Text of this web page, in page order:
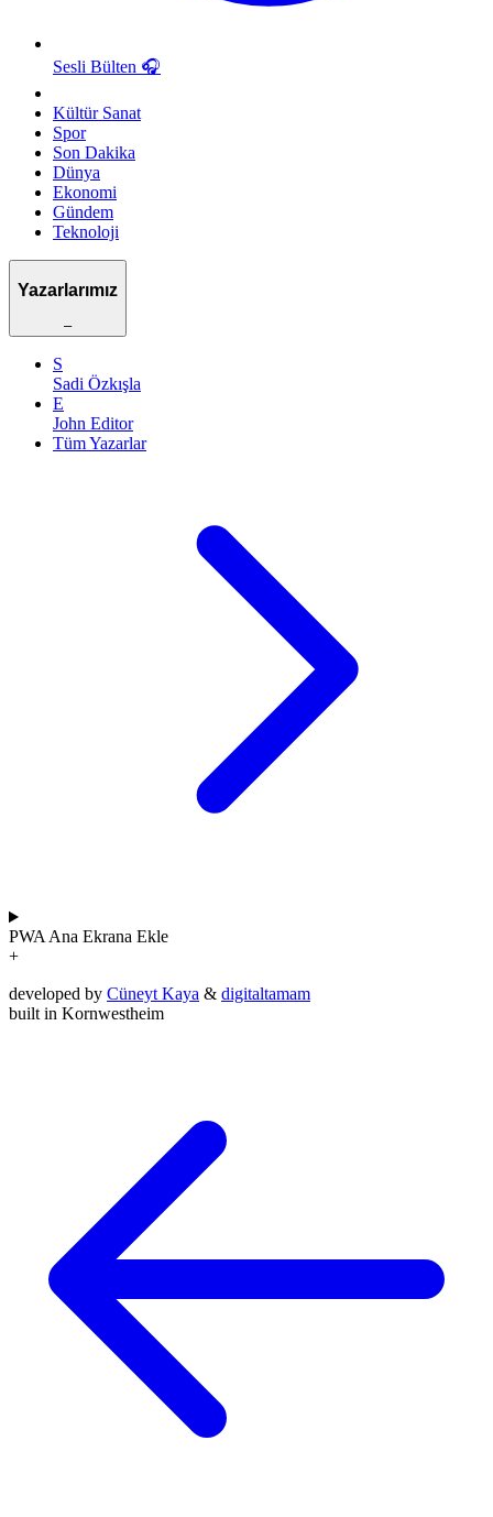
Sesli Bülten 🎧
Kültür Sanat
Spor
Son Dakika
Dünya
Ekonomi
Gündem
Teknoloji
Yazarlarımız
–
S
Sadi Özkışla
E
John Editor
Tüm Yazarlar
PWA Ana Ekrana Ekle
+
developed by Cüneyt Kaya & digitaltamam
built in Kornwestheim